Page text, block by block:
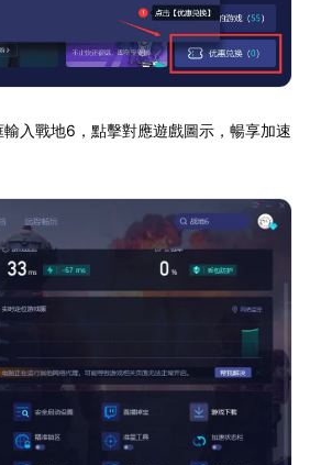
入戰地6，點擊對應遊戲圖示，暢享加速